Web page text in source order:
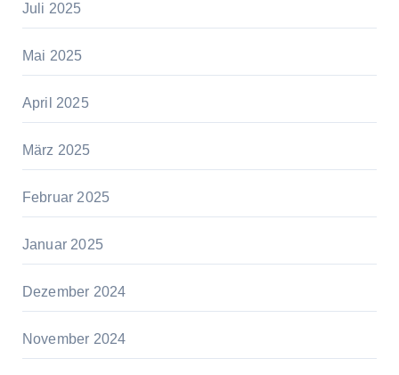
Juli 2025
Mai 2025
April 2025
März 2025
Februar 2025
Januar 2025
Dezember 2024
November 2024